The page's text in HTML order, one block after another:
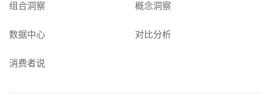
组合洞察 概念洞察
数据中心 对比分析
消费者说